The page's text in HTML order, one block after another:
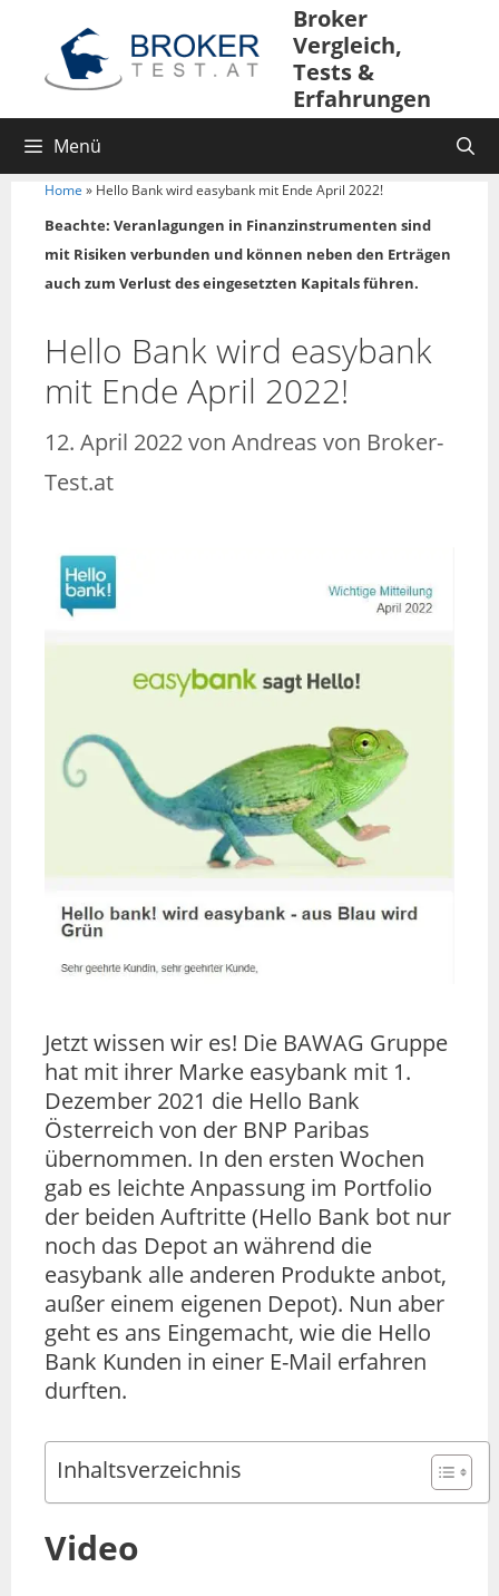
Broker
Vergleich,
Tests &
Erfahrungen
Menü
Home » Hello Bank wird easybank mit Ende April 2022!
Beachte: Veranlagungen in Finanzinstrumenten sind
mit Risiken verbunden und können neben den Erträgen
auch zum Verlust des eingesetzten Kapitals führen.
Hello Bank wird easybank
mit Ende April 2022!
12. April 2022von Andreas von Broker-
Test.at
Jetzt wissen wir es! Die BAWAG Gruppe
hat mit ihrer Marke easybank mit 1.
Dezember 2021 die Hello Bank
Österreich von der BNP Paribas
übernommen. In den ersten Wochen
gab es leichte Anpassung im Portfolio
der beiden Auftritte (Hello Bank bot nur
noch das Depot an während die
easybank alle anderen Produkte anbot,
außer einem eigenen Depot). Nun aber
geht es ans Eingemacht, wie die Hello
Bank Kunden in einer E-Mail erfahren
durften.
Inhaltsverzeichnis
Video